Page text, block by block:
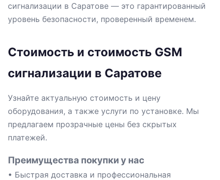
сигнализации в Саратове — это гарантированный
уровень безопасности, проверенный временем.
Стоимость и стоимость GSM
сигнализации в Саратове
Узнайте актуальную стоимость и цену
оборудования, а также услуги по установке. Мы
предлагаем прозрачные цены без скрытых
платежей.
Преимущества покупки у нас
• Быстрая доставка и профессиональная